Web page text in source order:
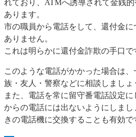
れており、ATMへ誘導されて金銭
あります。
市の職員から電話をして、還付金
ありません。
これは明らかに還付金詐欺の手口で
このような電話がかかった場合は
族・友人・警察などに相談しましょ
また、電話を常に留守番電話設定
からの電話には出ないようにしま
きの電話機に交換することも有効で